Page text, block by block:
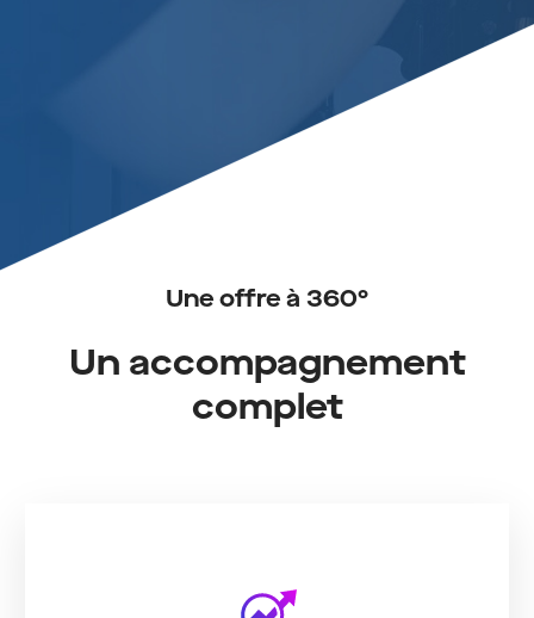
Une offre à 360°
Un accompagnement
complet